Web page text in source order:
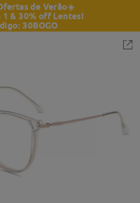
de Verão☀️
1 & 30% off Lentes!
30BOGO